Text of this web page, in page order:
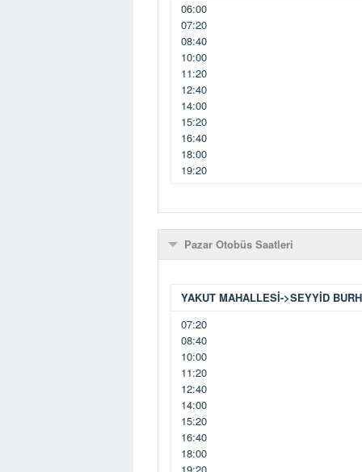
06:00
07:20
08:40
10:00
11:20
12:40
14:00
15:20
16:40
18:00
19:20
Pazar Otobüs Saatleri
YAKUT MAHALLESİ->SEYYİD
07:20
08:40
10:00
11:20
12:40
14:00
15:20
16:40
18:00